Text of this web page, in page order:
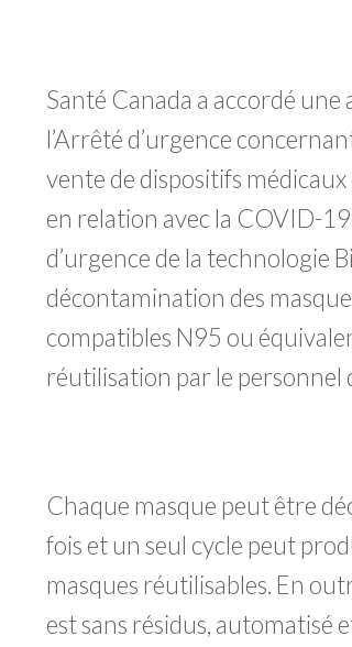
Santé Canada a accordé
l’Arrêté d’urgence
vente de dispositifs
en relation avec la COVID-
d’urgence de la technologie
décontamination des
compatibles N95 ou
réutilisation par le personnel
Chaque masque peut être
fois et un seul cycle peut
masques réutilisables. En
est sans résidus, automatisé